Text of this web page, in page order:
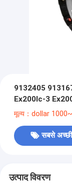
9132405
Ex200lc-3
मूल्य：dollar
सबसे
उत्पाद विवरण